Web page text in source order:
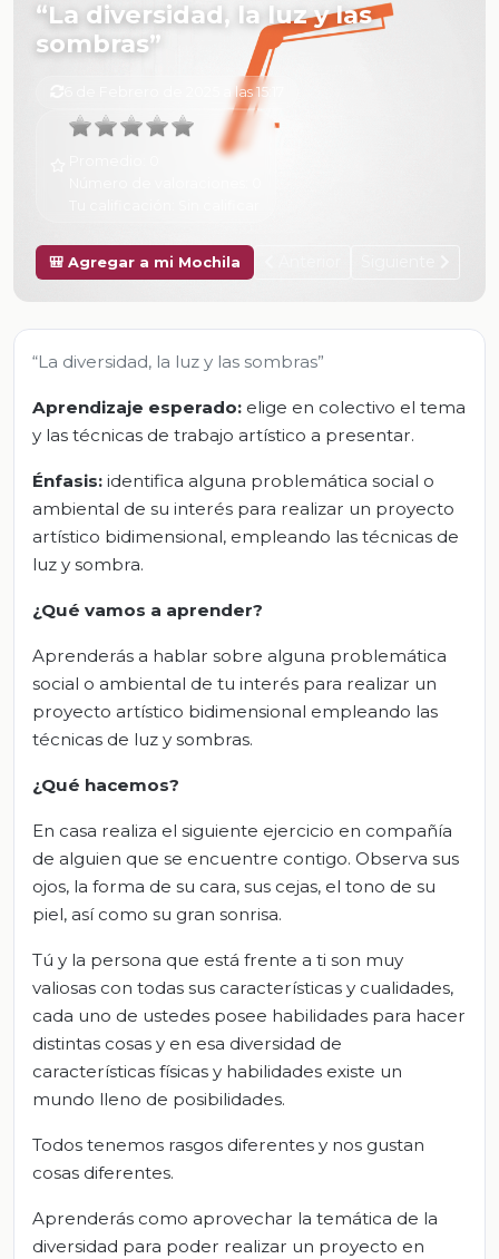
“La diversidad, la luz y las
sombras”
6 de Febrero de 2025 a las 15:17
🎒 Agregar a mi Mochila
“La diversidad, la luz y las sombras”
Aprendizaje esperado: elige en colectivo el tema
y las técnicas de trabajo artístico a presentar.
Énfasis: identifica alguna problemática social o
ambiental de su interés para realizar un proyecto
artístico bidimensional, empleando las técnicas de
luz y sombra.
¿Qué vamos a aprender?
Aprenderás a hablar sobre alguna problemática
social o ambiental de tu interés para realizar un
proyecto artístico bidimensional empleando las
técnicas de luz y sombras.
¿Qué hacemos?
En casa realiza el siguiente ejercicio en compañía
de alguien que se encuentre contigo. Observa sus
ojos, la forma de su cara, sus cejas, el tono de su
piel, así como su gran sonrisa.
Tú y la persona que está frente a ti son muy
valiosas con todas sus características y cualidades,
cada uno de ustedes posee habilidades para hacer
distintas cosas y en esa diversidad de
características físicas y habilidades existe un
mundo lleno de posibilidades.
Todos tenemos rasgos diferentes y nos gustan
cosas diferentes.
Aprenderás como aprovechar la temática de la
diversidad para poder realizar un proyecto en